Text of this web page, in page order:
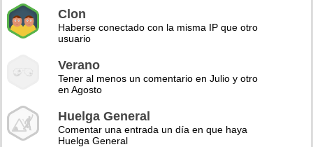
Clon
Haberse conectado con la misma IP que otro
usuario
Verano
Tener al menos un comentario en Julio y otro
en Agosto
Huelga General
Comentar una entrada un día en que haya
Huelga General